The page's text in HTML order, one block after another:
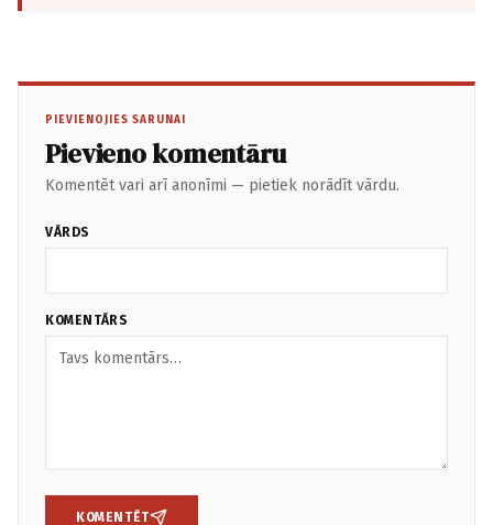
PIEVIENOJIES SARUNAI
Pievieno komentāru
Komentēt vari arī anonīmi — pietiek norādīt vārdu.
VĀRDS
KOMENTĀRS
KOMENTĒT